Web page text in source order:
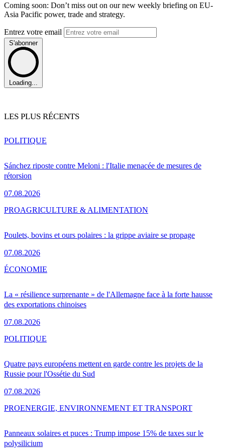
Coming soon: Don’t miss out on our new weekly briefing on EU-
Asia Pacific power, trade and strategy.
Entrez votre email
S'abonner
Loading...
LES PLUS RÉCENTS
Sánchez riposte contre Meloni : l'Italie menacée de mesures de
rétorsion
07.08.2026
POLITIQUE
Poulets, bovins et ours polaires : la grippe aviaire se propage
07.08.2026
PROAGRICULTURE & ALIMENTATION
La « résilience surprenante » de l'Allemagne face à la forte hausse
des exportations chinoises
07.08.2026
ÉCONOMIE
Quatre pays européens mettent en garde contre les projets de la
Russie pour l'Ossétie du Sud
07.08.2026
POLITIQUE
Panneaux solaires et puces : Trump impose 15% de taxes sur le
polysilicium
PROENERGIE, ENVIRONNEMENT ET TRANSPORT